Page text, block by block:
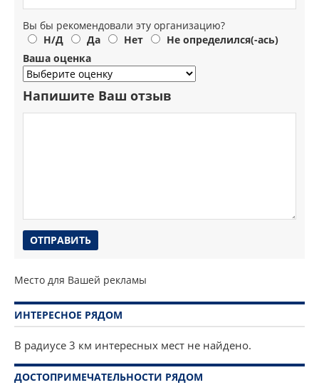
Вы бы рекомендовали эту организацию?
Н/Д
Да Нет
Не определился(-ась)
Ваша оценка
Напишите Ваш отзыв
Место для Вашей рекламы
ИНТЕРЕСНОЕ РЯДОМ
В радиусе 3 км интересных мест не найдено.
ДОСТОПРИМЕЧАТЕЛЬНОСТИ РЯДОМ